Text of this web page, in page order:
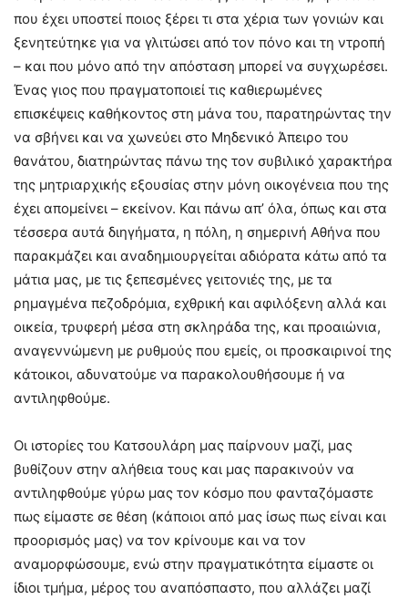
που έχει υποστεί ποιος ξέρει τι στα χέρια των γονιών και
ξενητεύτηκε για να γλιτώσει από τον πόνο και τη ντροπή
– και που μόνο από την απόσταση μπορεί να συγχωρέσει.
Ένας γιος που πραγματοποιεί τις καθιερωμένες
επισκέψεις καθήκοντος στη μάνα του, παρατηρώντας την
να σβήνει και να χωνεύει στο Μηδενικό Άπειρο του
θανάτου, διατηρώντας πάνω της τον συβιλικό χαρακτήρα
της μητριαρχικής εξουσίας στην μόνη οικογένεια που της
έχει απομείνει – εκείνον. Και πάνω απ’ όλα, όπως και στα
τέσσερα αυτά διηγήματα, η πόλη, η σημερινή Αθήνα που
παρακμάζει και αναδημιουργείται αδιόρατα κάτω από τα
μάτια μας, με τις ξεπεσμένες γειτονιές της, με τα
ρημαγμένα πεζοδρόμια, εχθρική και αφιλόξενη αλλά και
οικεία, τρυφερή μέσα στη σκληράδα της, και προαιώνια,
αναγεννώμενη με ρυθμούς που εμείς, οι προσκαιρινοί της
κάτοικοι, αδυνατούμε να παρακολουθήσουμε ή να
αντιληφθούμε.
Οι ιστορίες του Κατσουλάρη μας παίρνουν μαζί, μας
βυθίζουν στην αλήθεια τους και μας παρακινούν να
αντιληφθούμε γύρω μας τον κόσμο που φανταζόμαστε
πως είμαστε σε θέση (κάποιοι από μας ίσως πως είναι και
προορισμός μας) να τον κρίνουμε και να τον
αναμορφώσουμε, ενώ στην πραγματικότητα είμαστε οι
ίδιοι τμήμα, μέρος του αναπόσπαστο, που αλλάζει μαζί